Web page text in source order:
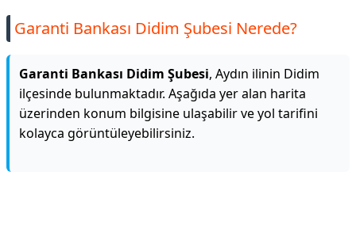
Garanti Bankası Didim Şubesi Nerede?
Garanti Bankası Didim Şubesi, Aydın ilinin Didim
ilçesinde bulunmaktadır. Aşağıda yer alan harita
üzerinden konum bilgisine ulaşabilir ve yol tarifini
kolayca görüntüleyebilirsiniz.